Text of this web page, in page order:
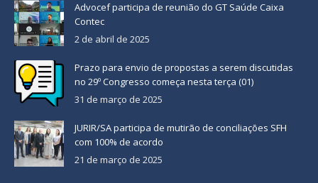
Advocef participa de reunião do GT Saúde Caixa
Contec
2 de abril de 2025
Prazo para envio de propostas a serem discutidas
no 29º Congresso começa nesta terça (01)
31 de março de 2025
JURIR/SA participa de mutirão de conciliações SFH
com 100% de acordo
21 de março de 2025